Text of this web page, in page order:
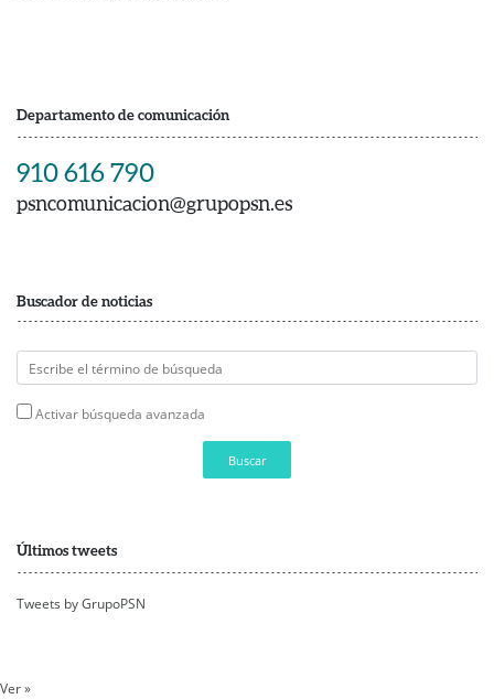
Departamento de comunicación
910 616 790
psncomunicacion@grupopsn.es
Buscador de noticias
Activar búsqueda avanzada
Buscar
Últimos tweets
Tweets by GrupoPSN
Ver »